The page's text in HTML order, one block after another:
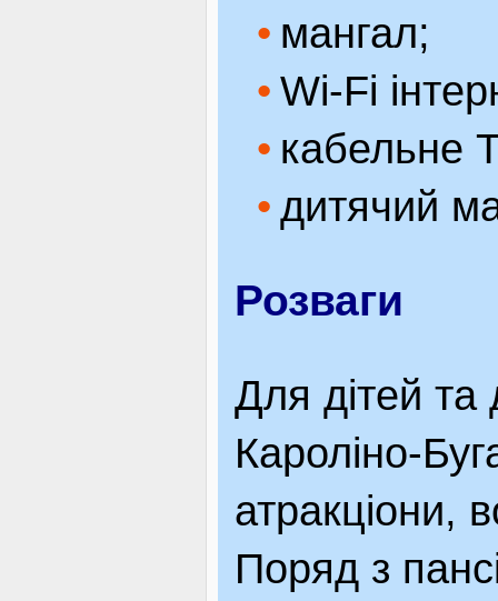
мангал;
Wi-Fi
кабельне
дитячий
Розваги
Для дітей та
Кароліно-
атракціони,
Поряд з